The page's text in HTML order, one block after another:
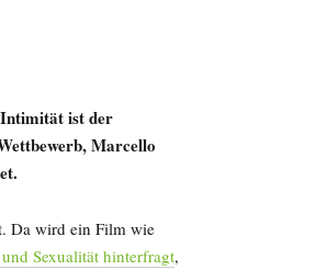
ist der
Marcello
Da wird ein Film wie
Sexualität hinterfragt,